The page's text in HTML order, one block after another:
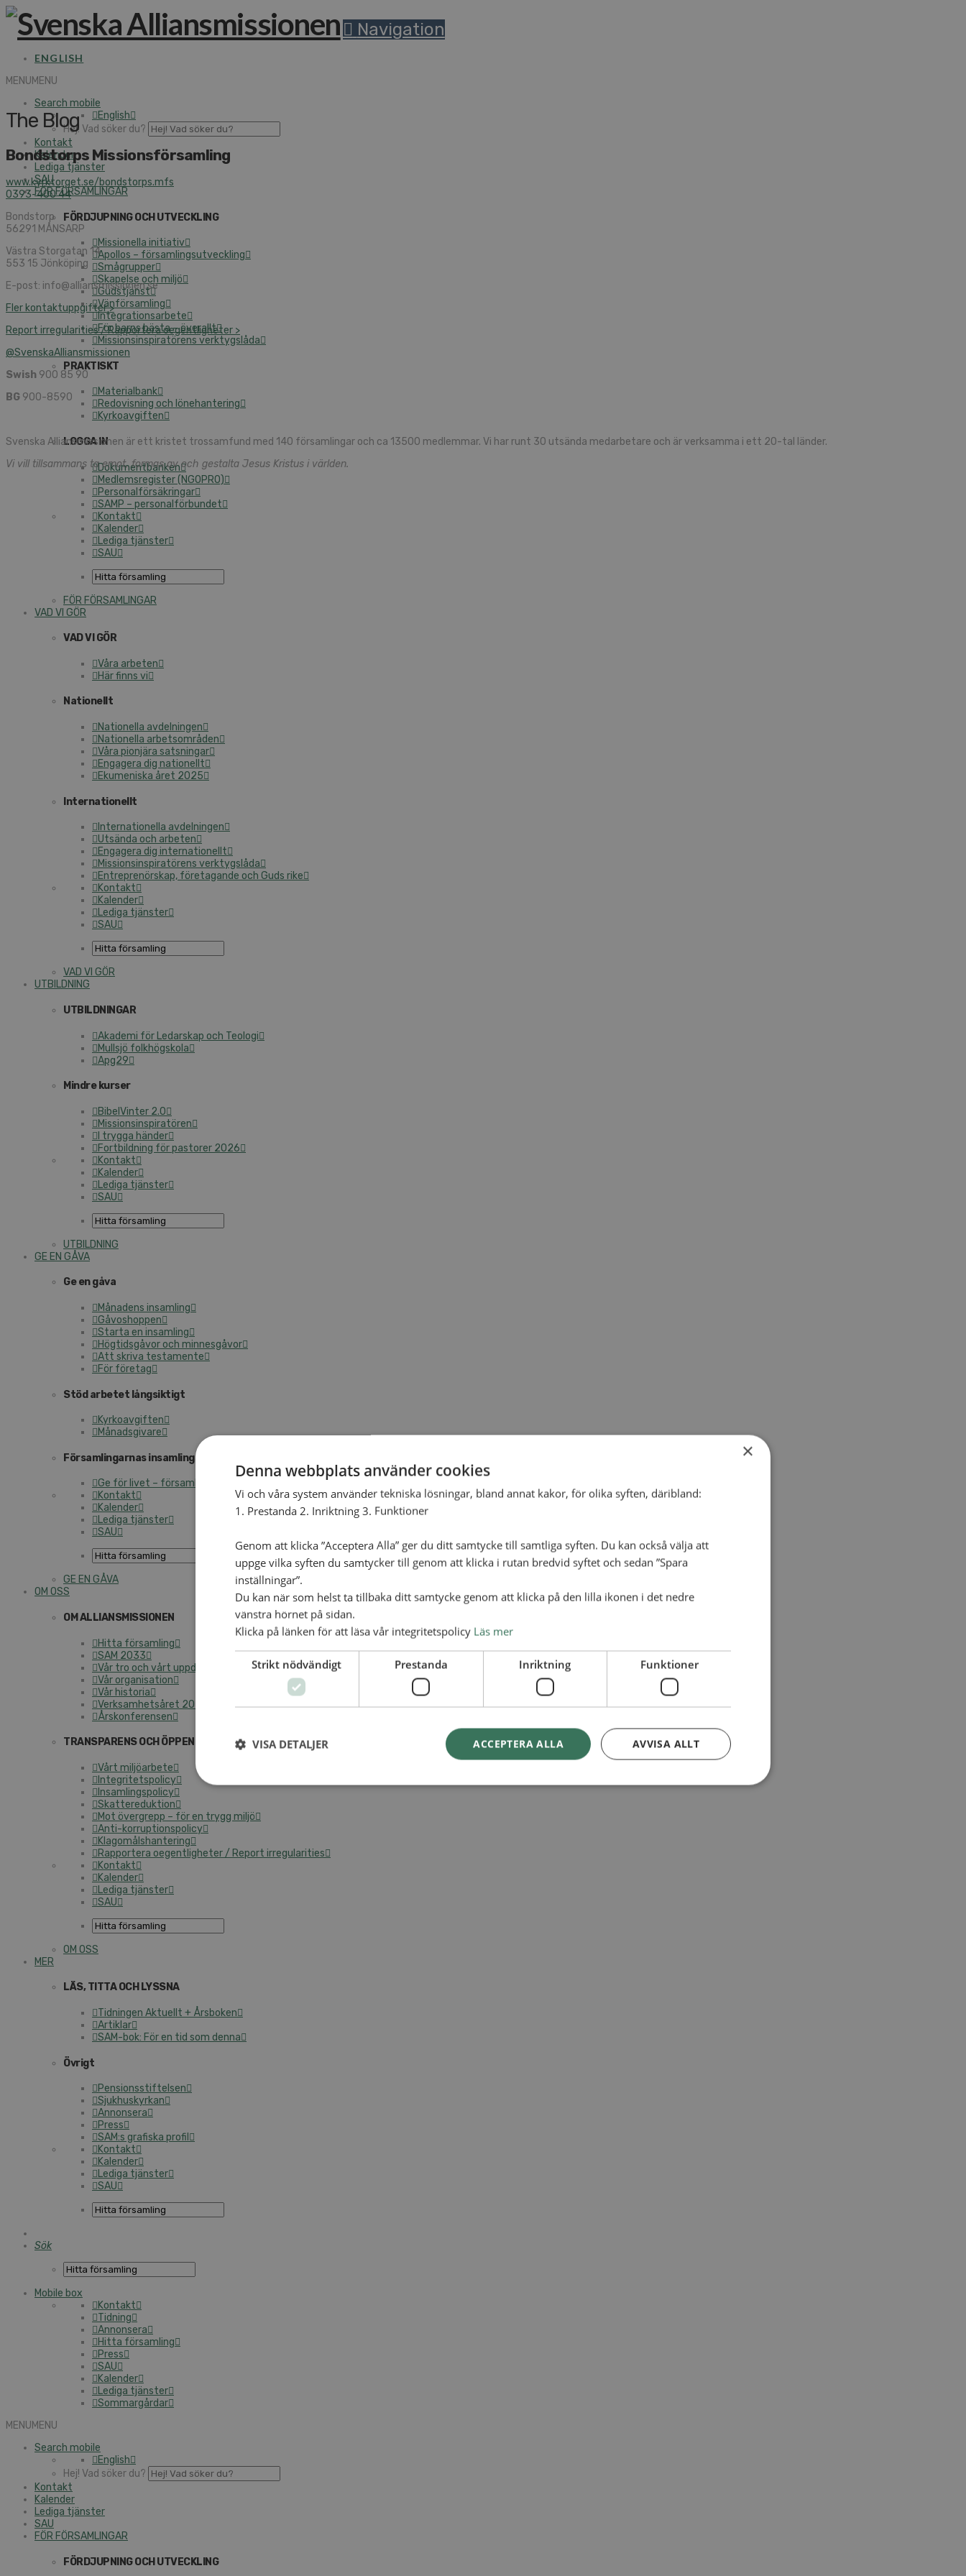
Navigation
ENGLISH
MENUMENU
Search mobile
English
Hej! Vad söker du?
Kontakt
Kalender
Lediga tjänster
SAU
FÖR FÖRSAMLINGAR
FÖRDJUPNING OCH UTVECKLING
Missionella initiativ
Apollos – församlingsutveckling
Smågrupper
Skapelse och miljö
Gudstjänst
Vänförsamling
Integrationsarbete
För barns bästa – överallt
Missionsinspiratörens verktygslåda
PRAKTISKT
Materialbank
Redovisning och lönehantering
Kyrkoavgiften
LOGGA IN
Dokumentbanken
Medlemsregister (NGOPRO)
Personalförsäkringar
SAMP – personalförbundet
Kontakt
Kalender
Lediga tjänster
SAU
FÖR FÖRSAMLINGAR
VAD VI GÖR
VAD VI GÖR
Våra arbeten
Här finns vi
Nationellt
Nationella avdelningen
Nationella arbetsområden
Våra pionjära satsningar
Engagera dig nationellt
Ekumeniska året 2025
Internationellt
Internationella avdelningen
Utsända och arbeten
Engagera dig internationellt
Missionsinspiratörens verktygslåda
Entreprenörskap, företagande och Guds rike
Kontakt
Kalender
Lediga tjänster
SAU
VAD VI GÖR
UTBILDNING
UTBILDNINGAR
Akademi för Ledarskap och Teologi
Mullsjö folkhögskola
Apg29
Mindre kurser
BibelVinter 2.0
Missionsinspiratören
I trygga händer
Fortbildning för pastorer 2026
Kontakt
Kalender
Lediga tjänster
SAU
UTBILDNING
GE EN GÅVA
Ge en gåva
Månadens insamling
Gåvoshoppen
Starta en insamling
Högtidsgåvor och minnesgåvor
Att skriva testamente
För företag
Stöd arbetet långsiktigt
Kyrkoavgiften
Månadsgivare
Församlingarnas insamlingsarbete
Ge för livet – församlingens insamling
Kontakt
Kalender
Lediga tjänster
SAU
GE EN GÅVA
OM OSS
OM ALLIANSMISSIONEN
Hitta församling
SAM 2033
Vår tro och vårt uppdrag
Vår organisation
Vår historia
Verksamhetsåret 2025
Årskonferensen
TRANSPARENS OCH ÖPPENHET
Vårt miljöarbete
Integritetspolicy
Insamlingspolicy
Skattereduktion
Mot övergrepp – för en trygg miljö
Anti-korruptionspolicy
Klagomålshantering
Rapportera oegentligheter / Report irregularities
Kontakt
Kalender
Lediga tjänster
SAU
OM OSS
MER
LÄS, TITTA OCH LYSSNA
Tidningen Aktuellt + Årsboken
Artiklar
SAM-bok: För en tid som denna
Övrigt
Pensionsstiftelsen
Sjukhuskyrkan
Annonsera
Press
SAM:s grafiska profil
Kontakt
Kalender
Lediga tjänster
SAU
Sök
Mobile box
Kontakt
Tidning
Annonsera
Hitta församling
Press
SAU
Kalender
Lediga tjänster
Sommargårdar
MENUMENU
Search mobile
English
Hej! Vad söker du?
Kontakt
Kalender
Lediga tjänster
SAU
FÖR FÖRSAMLINGAR
FÖRDJUPNING OCH UTVECKLING
The Blog
Bondstorps Missionsförsamling
www.kyrktorget.se/bondstorps.mfs
0393-400 44
Bondstorp
56291 MÅNSARP
Västra Storgatan 14
553 15 Jönköping
E-post: info@alliansmissionen.se
Fler kontaktuppgifter >
Report irregularities / Rapportera oegentligheter >
@SvenskaAlliansmissionen
Swish 900 85 90
BG 900-8590
Svenska Alliansmissionen är ett kristet trossamfund med 140 församlingar och ca 13500 medlemmar. Vi har runt 30 utsända medarbetare och är verksamma i ett 20-tal länder.
Vi vill tillsammans ta emot, formas av och gestalta Jesus Kristus i världen.
×
Denna webbplats använder cookies
Vi och våra system använder tekniska lösningar, bland annat kakor, för olika syften, däribland:
1. Prestanda 2. Inriktning 3. Funktioner
Genom att klicka ”Acceptera Alla” ger du ditt samtycke till samtliga syften. Du kan också välja att
uppge vilka syften du samtycker till genom att klicka i rutan bredvid syftet och sedan ”Spara
inställningar”.
Du kan när som helst ta tillbaka ditt samtycke genom att klicka på den lilla ikonen i det nedre
vänstra hörnet på sidan.
Klicka på länken för att läsa vår integritetspolicy Läs mer
Strikt nödvändigt Prestanda Inriktning Funktioner
ACCEPTERA ALLA AVVISA ALLT
VISA DETALJER